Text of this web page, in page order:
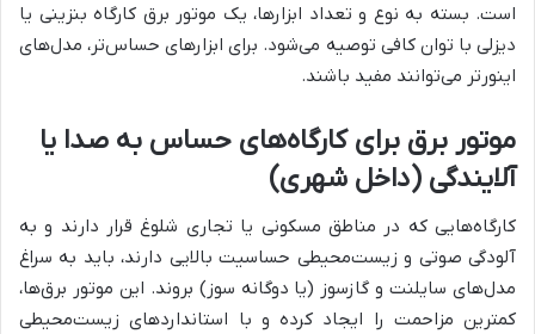
است. بسته به نوع و تعداد ابزارها، یک موتور برق کارگاه بنزینی یا
دیزلی با توان کافی توصیه می‌شود. برای ابزارهای حساس‌تر، مدل‌های
اینورتر می‌توانند مفید باشند.
موتور برق برای کارگاه‌های حساس به صدا یا
آلایندگی (داخل شهری)
کارگاه‌هایی که در مناطق مسکونی یا تجاری شلوغ قرار دارند و به
آلودگی صوتی و زیست‌محیطی حساسیت بالایی دارند، باید به سراغ
مدل‌های سایلنت و گازسوز (یا دوگانه سوز) بروند. این موتور برق‌ها،
کمترین مزاحمت را ایجاد کرده و با استانداردهای زیست‌محیطی